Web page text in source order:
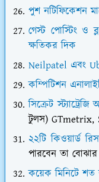
পুশ নটিফিকেশন
গেস্ট পোস্টিং ও
ক্ষতিকর দিক
Neilpatel এবং
কম্পিটিশন
সিক্রেট
টুলস) GTmetrix,
২২টি কিওয়ার্ড
পারবেন তা
কয়েক মিনিটে শত